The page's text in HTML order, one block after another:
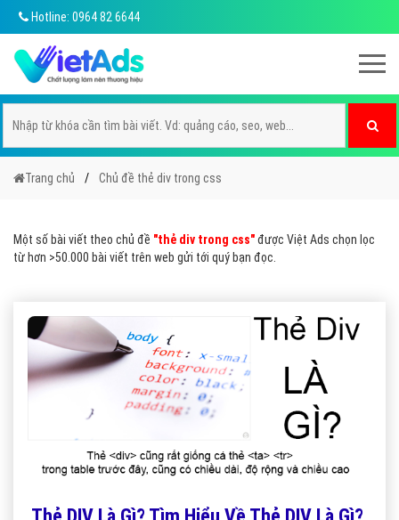
Hotline: 0964 82 6644
Trang chủ Chủ đề thẻ div trong css
Một số bài viết theo chủ đề "thẻ div trong css"được Việt Ads chọn lọc
từ hơn >50.000 bài viết trên web gửi tới quý bạn đọc.